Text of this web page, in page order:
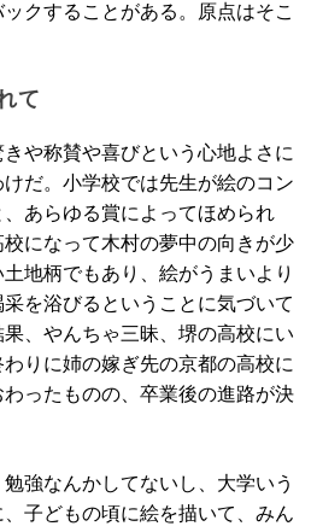
クすることがある。原点はそこ
て
や称賛や喜びという心地よさに
だ。小学校では先生が絵のコン
あらゆる賞によってほめられ
になって木村の夢中の向きが少
地柄でもあり、絵がうまいより
を浴びるということに気づいて
、やんちゃ三昧、堺の高校にい
りに姉の嫁ぎ先の京都の高校に
ったものの、卒業後の進路が決
強なんかしてないし、大学いう
子どもの頃に絵を描いて、みん